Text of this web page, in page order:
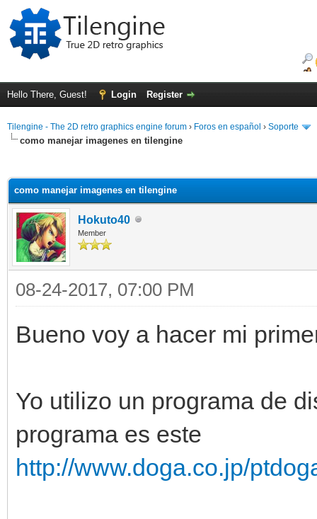
Hello There, Guest! Login Register
Tilengine - The 2D retro graphics engine forum › Foros en español › Soporte
como manejar imagenes en tilengine
como manejar imagenes en tilengine
Hokuto40
Member
08-24-2017, 07:00 PM
Bueno voy a hacer mi
Yo utilizo un programa de
programa es este
http://www.doga.co.jp/